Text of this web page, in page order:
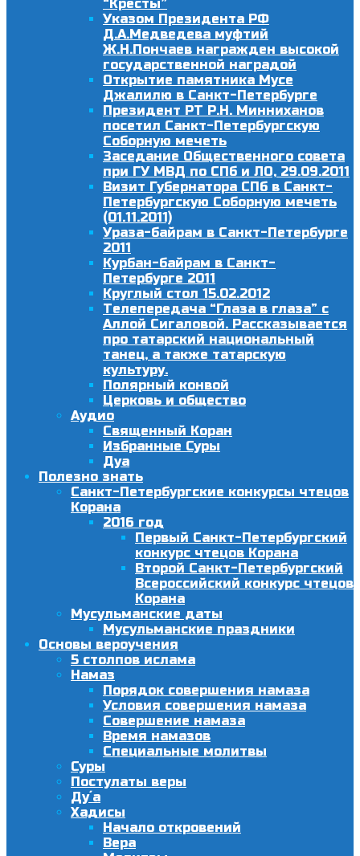
“Кресты”
Указом Президента РФ
Д.А.Медведева муфтий
Ж.Н.Пончаев награжден высокой
государственной наградой
Открытие памятника Мусе
Джалилю в Санкт-Петербурге
Президент РТ Р.Н. Минниханов
посетил Санкт-Петербургскую
Соборную мечеть
Заседание Общественного совета
при ГУ МВД по СПб и ЛО, 29.09.2011
Визит Губернатора СПб в Санкт-
Петербургскую Соборную мечеть
(01.11.2011)
Ураза-байрам в Санкт-Петербурге
2011
Курбан-байрам в Санкт-
Петербурге 2011
Круглый стол 15.02.2012
Телепередача “Глаза в глаза” с
Аллой Сигаловой. Рассказывается
про татарский национальный
танец, а также татарскую
культуру.
Полярный конвой
Церковь и общество
Аудио
Священный Коран
Избранные Суры
Дуа
Полезно знать
Санкт-Петербургские конкурсы чтецов
Корана
2016 год
Первый Санкт-Петербургский
конкурс чтецов Корана
Второй Санкт-Петербургский
Всероссийский конкурс чтецов
Корана
Мусульманские даты
Мусульманские праздники
Основы вероучения
5 столпов ислама
Намаз
Порядок совершения намаза
Условия совершения намаза
Совершение намаза
Время намазов
Специальные молитвы
Суры
Постулаты веры
Ду´а
Хадисы
Начало откровений
Вера